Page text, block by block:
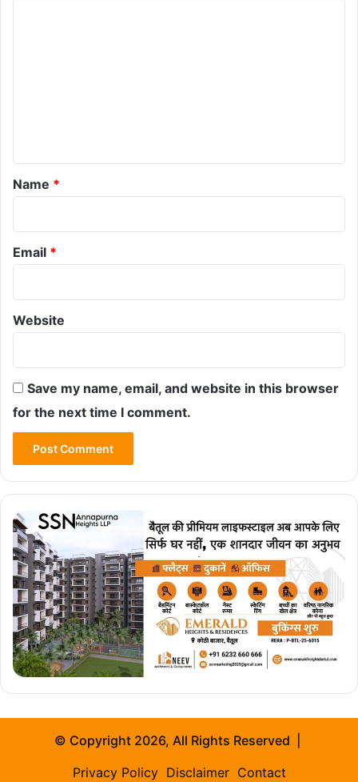
*
Name *
Email *
Website
Save my name, email, and website in this browser
for the next time I comment.
© Copyright 2026, All Rights Reserved |
Privacy Policy Disclaimer Contact